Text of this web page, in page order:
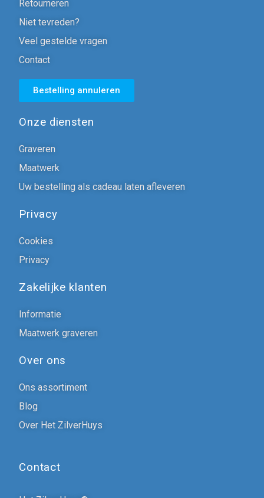
Retourneren
Niet tevreden?
Veel gestelde vragen
Contact
Bestelling annuleren
Onze diensten
Graveren
Maatwerk
Uw bestelling als cadeau laten afleveren
Privacy
Cookies
Privacy
Zakelijke klanten
Informatie
Maatwerk graveren
Over ons
Ons assortiment
Blog
Over Het ZilverHuys
Contact